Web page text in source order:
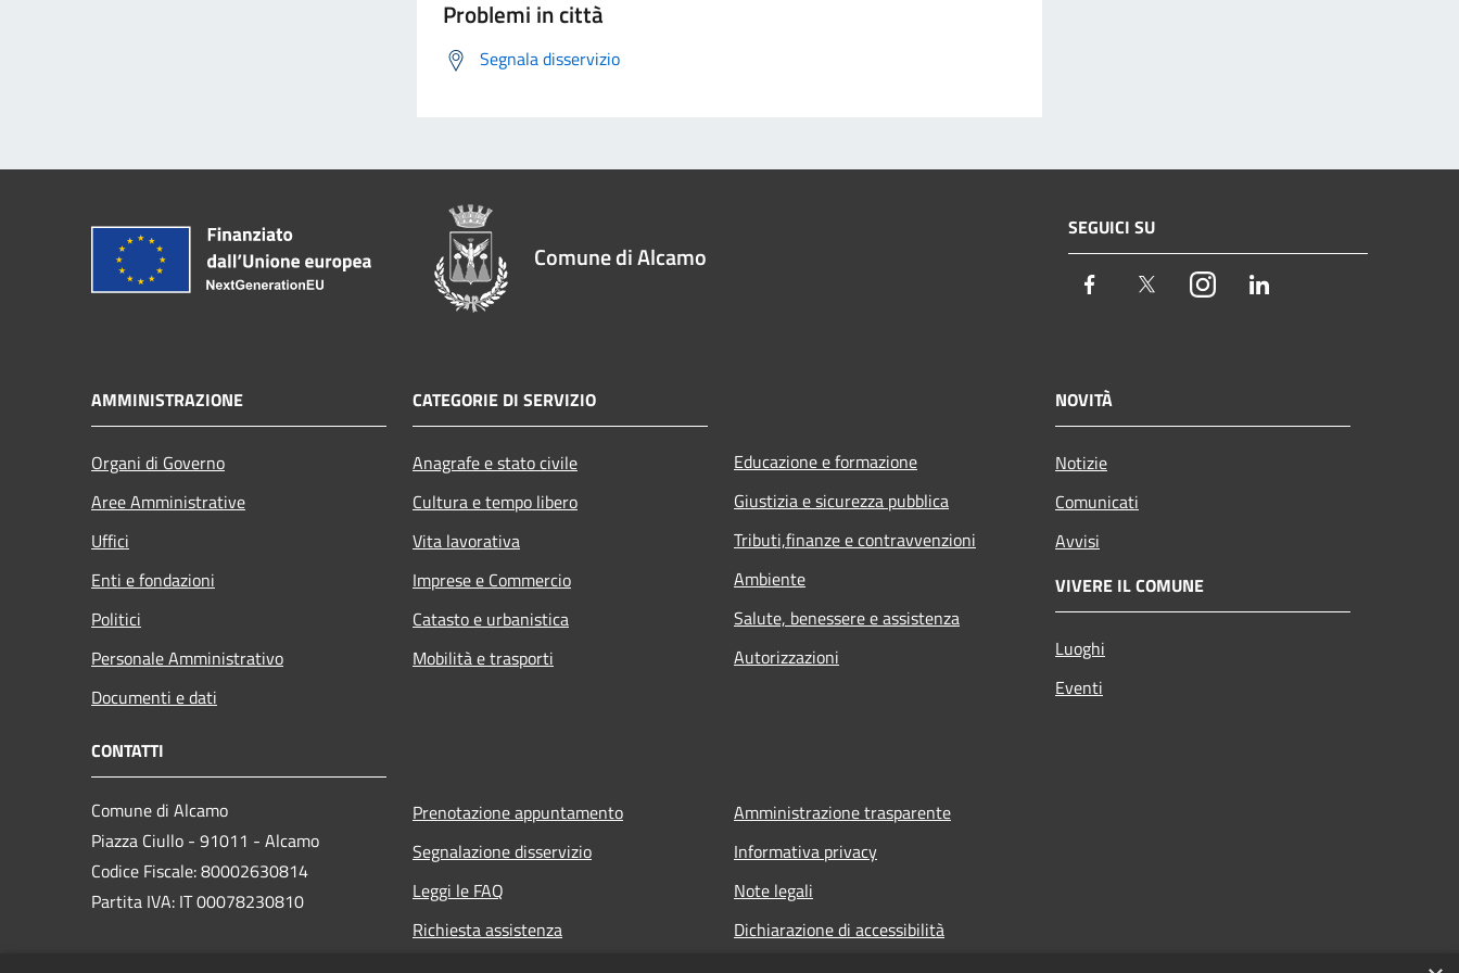
Problemi in città
Segnala disservizio
Comune di Alcamo
SEGUICI SU
Facebook TwitterInstagram
AMMINISTRAZIONE
Organi di Governo
Aree Amministrative
Uffici
Enti e fondazioni
Politici
Personale Amministrativo
Documenti e dati
CATEGORIE DI SERVIZIO
Anagrafe e stato civile
Cultura e tempo libero
Vita lavorativa
Imprese e Commercio
Catasto e urbanistica
Mobilità e trasporti
Educazione e formazione
Giustizia e sicurezza pubblica
Tributi,finanze e contravvenzioni
Ambiente
Salute, benessere e assistenza
Autorizzazioni
NOVITÀ
Notizie
Comunicati
Avvisi
VIVERE IL COMUNE
Luoghi
Eventi
CONTATTI
Comune di Alcamo
Piazza Ciullo - 91011 - Alcamo
Codice Fiscale: 80002630814
Partita IVA: IT 00078230810
Prenotazione appuntamento
Segnalazione disservizio
Leggi le FAQ
Richiesta assistenza
Amministrazione trasparente
Informativa privacy
Note legali
Dichiarazione di accessibilità